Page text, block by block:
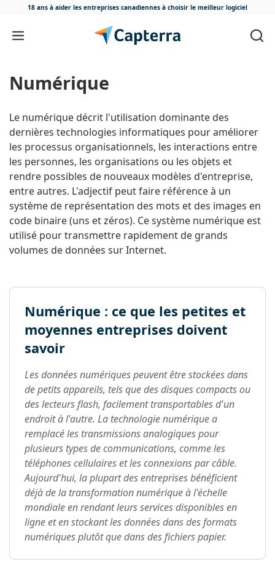
18 ans à aider les entreprises canadiennes à choisir le meilleur logiciel
Passer au contenu
Numérique
Le numérique décrit l'utilisation dominante des
dernières technologies informatiques pour améliorer
les processus organisationnels, les interactions entre
les personnes, les organisations ou les objets et
rendre possibles de nouveaux modèles d'entreprise,
entre autres. L'adjectif peut faire référence à un
système de représentation des mots et des images en
code binaire (uns et zéros). Ce système numérique est
utilisé pour transmettre rapidement de grands
volumes de données sur Internet.
Numérique : ce que les petites et
moyennes entreprises doivent
savoir
Les données numériques peuvent être stockées dans
de petits appareils, tels que des disques compacts ou
des lecteurs flash, facilement transportables d'un
endroit à l'autre. La technologie numérique a
remplacé les transmissions analogiques pour
plusieurs types de communications, comme les
téléphones cellulaires et les connexions par câble.
Aujourd'hui, la plupart des entreprises bénéficient
déjà de la transformation numérique à l'échelle
mondiale en rendant leurs services disponibles en
ligne et en stockant les données dans des formats
numériques plutôt que dans des fichiers papier.